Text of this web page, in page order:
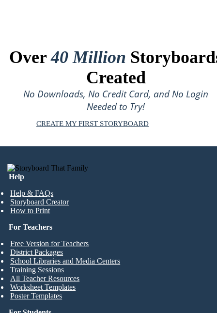
Over40 Million
Created
No Downloads, No Credit Card, and No Login
Needed to Try!
CREATE MY FIRST STORYBOARD
Help
Help & FAQs
Storyboard Creator
How to Print
For Teachers
Free Version for Teachers
District Packages
School Libraries and Media Centers
Training Sessions
All Teacher Resources
Worksheet Templates
Poster Templates